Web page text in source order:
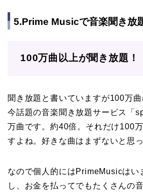
5.Prime Musicで音楽聞き放
100万曲以上が聞き放題！
聞き放題と書いていますが100万曲
今話題の音楽聞き放題サービス「
万曲です。約40倍。それだけ100
すよね。好きな曲はまずないと思
なので個人的にはPrimeMusicはい
し、お金を払ってでもたくさんの